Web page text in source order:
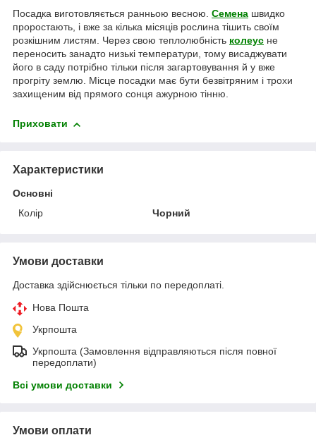
Посадка виготовляється ранньою весною. Семена швидко
проростають, і вже за кілька місяців рослина тішить своїм
розкішним листям. Через свою теплолюбність колеус не
переносить занадто низькі температури, тому висаджувати
його в саду потрібно тільки після загартовування й у вже
прогріту землю. Місце посадки має бути безвітряним і трохи
захищеним від прямого сонця ажурною тінню.
Приховати
Характеристики
Основні
Колір
Чорний
Умови доставки
Доставка здійснюється тільки по передоплаті.
Нова Пошта
Укрпошта
Укрпошта (Замовлення відправляються після повної
передоплати)
Всі умови доставки
Умови оплати